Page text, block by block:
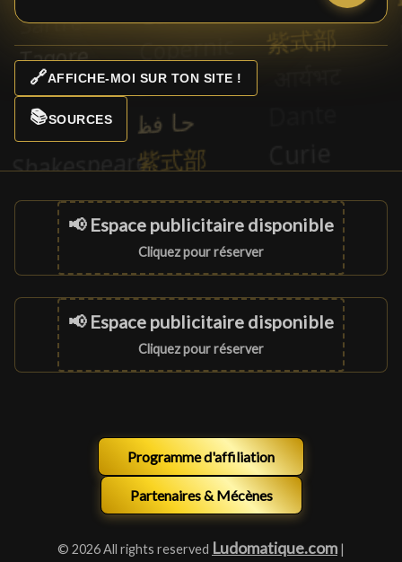
🔗AFFICHE-MOI SUR TON SITE !
📚SOURCES
📢 Espace publicitaire disponible
Cliquez pour réserver
📢 Espace publicitaire disponible
Cliquez pour réserver
Programme d'affiliation
Partenaires & Mécènes
© 2026 All rights reserved Ludomatique.com |